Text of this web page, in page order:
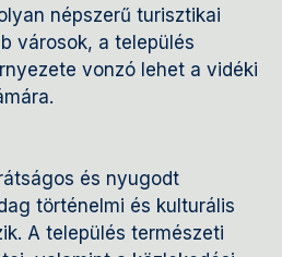
népszerű turisztikai
városok, a település
vonzó lehet a vidéki
és nyugodt
történelmi és kulturális
A település természeti